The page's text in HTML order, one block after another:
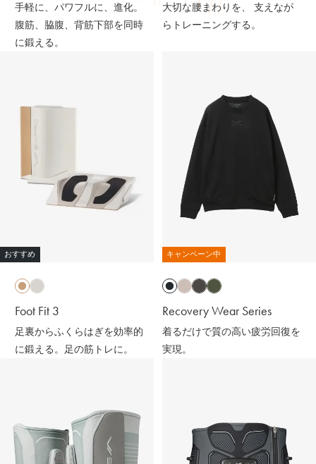
手軽に、パワフルに、進化。
腹筋、脇腹、背筋下部を同時
に鍛える。
大切な腰まわりを、 支えなが
らトレーニングする。
おすすめ
Foot Fit 3
足裏からふくらはぎを効率的
に鍛える。足の筋トレに。
キャンペーン中
Recovery Wear Series
着るだけで質の高い疲労回復を
実現。